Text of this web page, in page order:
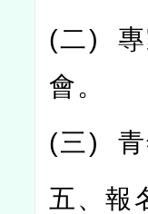
(二)
會。
(三)
五、報